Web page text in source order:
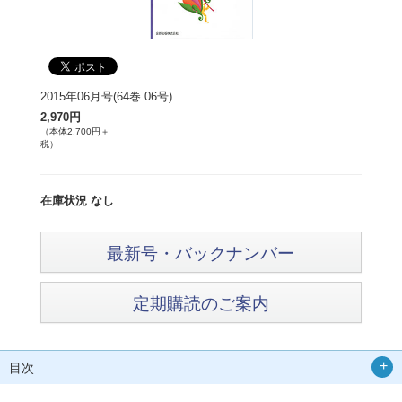
2015年06月号(64巻 06号)
2,970円
（本体2,700円＋
税）
在庫状況 なし
最新号・バックナンバー
定期購読のご案内
目次